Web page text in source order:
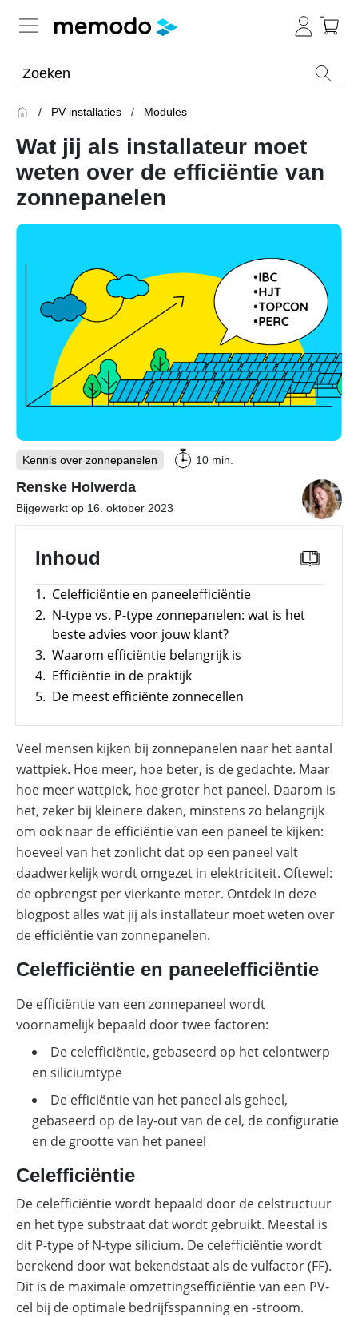
Overzicht
Onderwerpen
Thuisbatterijen
Optimizers
Merken
Batterijopslag commercieel
Overzicht
moeite
waard?
Overzicht
Overzicht
Meer
Sungrow
CX
commerciële
Energiemanagementsystemen
optimaliseer
PV
opslag
Sungrow
PowerStack
ST225
opslagsysteem
SolarEdge
CSS-
OD
–
krachtige
commerciële
opslag
Noodstroomvoorziening
in
de
commerciële
sector
met
een
batterij
TEC
Energy
opslag:
oplossingen
grootschalige
toepassingen
Commerciële
zelfconsumptie
verhogen
en
verlagen
PV-installaties
Onderwerpen
Modules
Veiligheid
Merken
E-mobility
Onderwerpen
Laadpalen
Merken
Online shop
PV-installaties Modules
Wat jij als installateur moet
weten over de efficiëntie van
zonnepanelen
Kennis over zonnepanelen
Bijgewerkt op 16. oktober 2023
10 min.
Renske Holwerda
Inhoud
1. Celefficiëntie en paneelefficiëntie
2. N-type vs. P-type zonnepanelen: wat is het
beste advies voor jouw klant?
3. Waarom efficiëntie belangrijk is
4. Efficiëntie in de praktijk
5. De meest efficiënte zonnecellen
Veel mensen kijken bij zonnepanelen naar het aantal
wattpiek. Hoe meer, hoe beter, is de gedachte. Maar
hoe meer wattpiek, hoe groter het paneel. Daarom is
het, zeker bij kleinere daken, minstens zo belangrijk
om ook naar de efficiëntie van een paneel te kijken:
hoeveel van het zonlicht dat op een paneel valt
daadwerkelijk wordt omgezet in elektriciteit. Oftewel:
de opbrengst per vierkante meter. Ontdek in deze
blogpost alles wat jij als installateur moet weten over
de efficiëntie van zonnepanelen.
Celefficiëntie en paneelefficiëntie
De efficiëntie van een zonnepaneel wordt
voornamelijk bepaald door twee factoren:
De celefficiëntie, gebaseerd op het celontwerp
en siliciumtype
De efficiëntie van het paneel als geheel,
gebaseerd op de lay-out van de cel, de configuratie
en de grootte van het paneel
Celefficiëntie
De celefficiëntie wordt bepaald door de celstructuur
en het type substraat dat wordt gebruikt. Meestal is
dit P-type of N-type silicium. De celefficiëntie wordt
berekend door wat bekendstaat als de vulfactor (FF).
Dit is de maximale omzettingsefficiëntie van een PV-
cel bij de optimale bedrijfsspanning en -stroom.